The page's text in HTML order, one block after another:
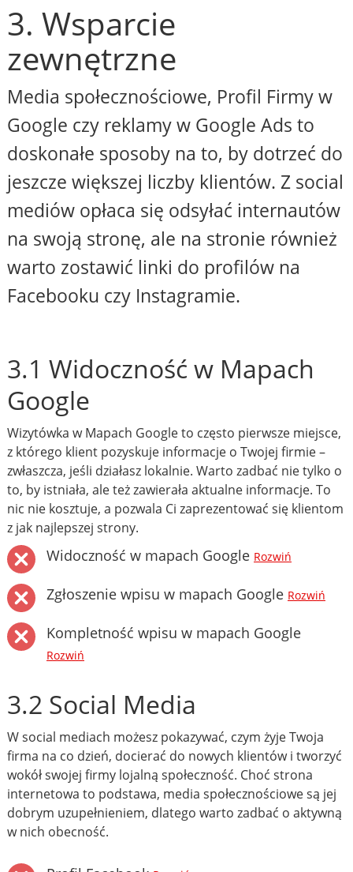
3. Wsparcie
zewnętrzne
Media społecznościowe, Profil Firmy w
Google czy reklamy w Google Ads to
doskonałe sposoby na to, by dotrzeć do
jeszcze większej liczby klientów. Z social
mediów opłaca się odsyłać internautów
na swoją stronę, ale na stronie również
warto zostawić linki do profilów na
Facebooku czy Instagramie.
3.1 Widoczność w Mapach
Google
Wizytówka w Mapach Google to często pierwsze miejsce,
z którego klient pozyskuje informacje o Twojej firmie –
zwłaszcza, jeśli działasz lokalnie. Warto zadbać nie tylko o
to, by istniała, ale też zawierała aktualne informacje. To
nic nie kosztuje, a pozwala Ci zaprezentować się klientom
z jak najlepszej strony.
Widoczność w mapach Google Rozwiń
Zgłoszenie wpisu w mapach Google Rozwiń
Kompletność wpisu w mapach Google
Rozwiń
3.2 Social Media
W social mediach możesz pokazywać, czym żyje Twoja
firma na co dzień, docierać do nowych klientów i tworzyć
wokół swojej firmy lojalną społeczność. Choć strona
internetowa to podstawa, media społecznościowe są jej
dobrym uzupełnieniem, dlatego warto zadbać o aktywną
w nich obecność.